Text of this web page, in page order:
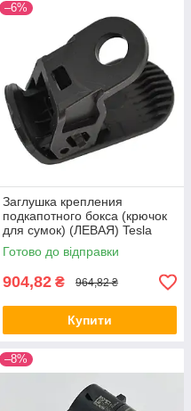
–6%
Заглушка крепления
подкапотного бокса (крючок
для сумок) (ЛЕВАЯ) Tesla
Model 3 (1116004-00-C) ALL
Качество + 1040
Готово до відправки
904,82 ₴ 964,82 ₴
Купити
–8%